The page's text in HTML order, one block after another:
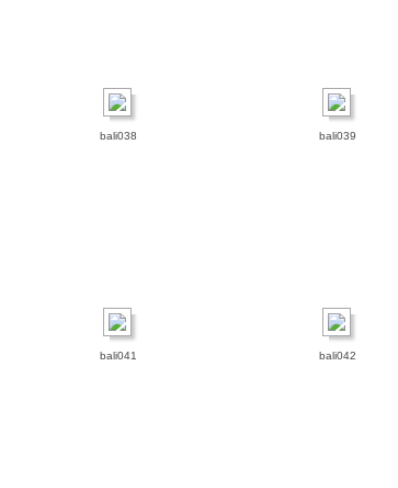
bali038 bali039
bali041 bali042